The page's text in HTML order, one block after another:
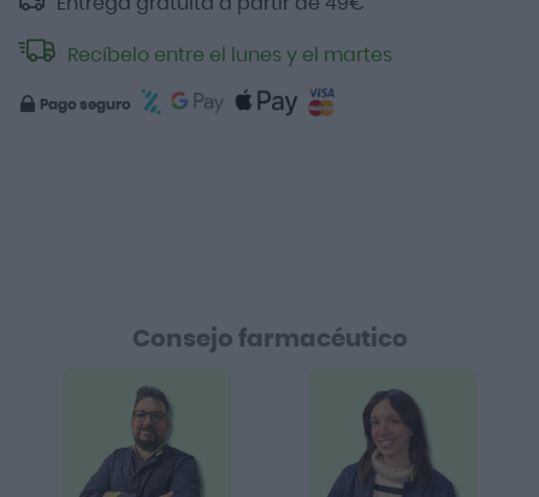
Recíbelo entre el lunes y el martes
Pago seguro
Consejo farmacéutico